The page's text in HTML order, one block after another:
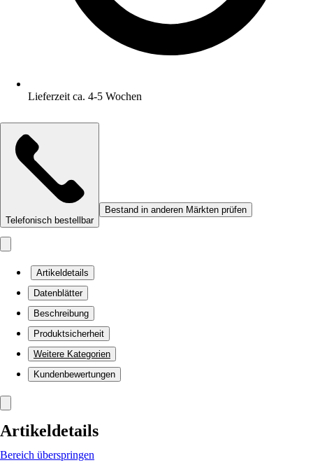
Lieferzeit ca. 4-5 Wochen
Telefonisch bestellbar
Bestand in anderen Märkten prüfen
Artikeldetails
Datenblätter
Beschreibung
Produktsicherheit
Weitere Kategorien
Kundenbewertungen
Artikeldetails
Bereich überspringen